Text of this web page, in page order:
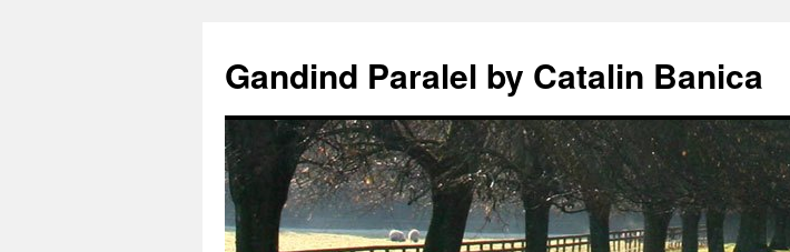
Gandind Paralel by Catalin Banica